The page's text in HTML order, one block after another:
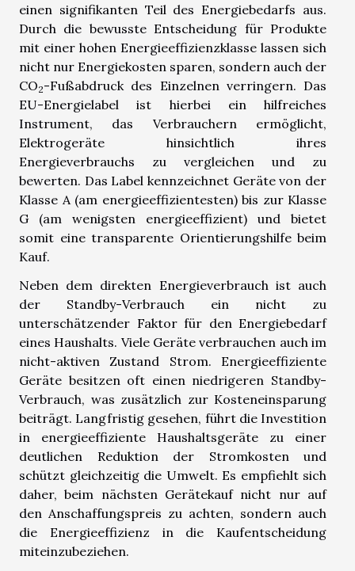
einen signifikanten Teil des Energiebedarfs aus.
Durch die bewusste Entscheidung für Produkte
mit einer hohen Energieeffizienzklasse lassen sich
nicht nur Energiekosten sparen, sondern auch der
CO2-Fußabdruck des Einzelnen verringern. Das
EU-Energielabel ist hierbei ein hilfreiches
Instrument, das Verbrauchern ermöglicht,
Elektrogeräte hinsichtlich ihres
Energieverbrauchs zu vergleichen und zu
bewerten. Das Label kennzeichnet Geräte von der
Klasse A (am energieeffizientesten) bis zur Klasse
G (am wenigsten energieeffizient) und bietet
somit eine transparente Orientierungshilfe beim
Kauf.
Neben dem direkten Energieverbrauch ist auch
der Standby-Verbrauch ein nicht zu
unterschätzender Faktor für den Energiebedarf
eines Haushalts. Viele Geräte verbrauchen auch im
nicht-aktiven Zustand Strom. Energieeffiziente
Geräte besitzen oft einen niedrigeren Standby-
Verbrauch, was zusätzlich zur Kosteneinsparung
beiträgt. Langfristig gesehen, führt die Investition
in energieeffiziente Haushaltsgeräte zu einer
deutlichen Reduktion der Stromkosten und
schützt gleichzeitig die Umwelt. Es empfiehlt sich
daher, beim nächsten Gerätekauf nicht nur auf
den Anschaffungspreis zu achten, sondern auch
die Energieeffizienz in die Kaufentscheidung
miteinzubeziehen.